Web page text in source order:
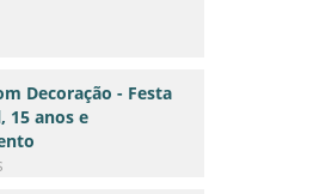
Decoração - Festa
15 anos e